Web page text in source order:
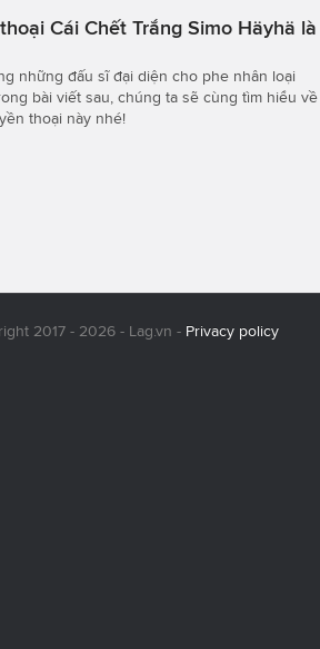
Cái Chết Trắng Simo Häyhä là
những đấu sĩ đại diện cho phe nhân loại
bài viết sau, chúng ta sẽ cùng tìm hiểu về
thoại này nhé!
2017 - 2026 - Lag.vn - Privacy policy